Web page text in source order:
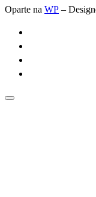
Oparte na WP –